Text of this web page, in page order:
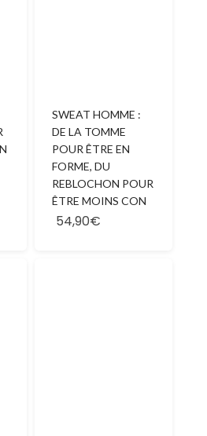
SWEAT HOMME :
DE LA TOMME
POUR ÊTRE EN
FORME, DU
REBLOCHON POUR
ÊTRE MOINS CON
54,90€